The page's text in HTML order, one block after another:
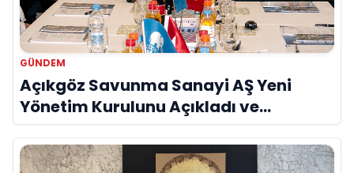
GÜNDEM
Açıkgöz Savunma Sanayi AŞ Yeni
Yönetim Kurulunu Açıkladı ve
Savunma Sanayinde Küresel Vizyon
Vurgusu